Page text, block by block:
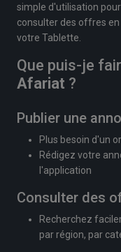
simple d'utilisation
consulter des offres
votre Tablette.
Que puis-je
Afariat ?
Publier une
Plus besoin d'un
Rédigez votre
l'application
Consulter des
Recherchez
par région, par